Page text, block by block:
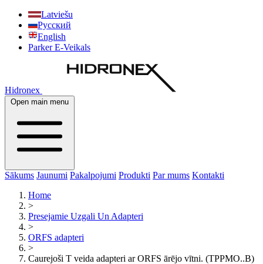
Latviešu
Русский
English
Parker E-Veikals
Hidronex
Open main menu
Sākums Jaunumi Pakalpojumi Produkti Par mums Kontakti
Home
>
Presejamie Uzgali Un Adapteri
>
ORFS adapteri
>
Caurejoši T veida adapteri ar ORFS ārējo vītni. (TPPMO..B)